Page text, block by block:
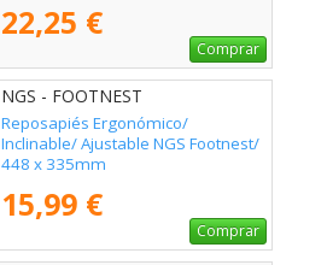
22,25 €
Comprar
NGS - FOOTNEST
Reposapiés Ergonómico/
Inclinable/ Ajustable NGS Footnest/
448 x 335mm
15,99 €
Comprar